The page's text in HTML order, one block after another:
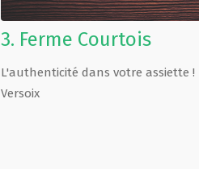
3. Ferme Courtois
L'authenticité dans votre assiette !
Versoix